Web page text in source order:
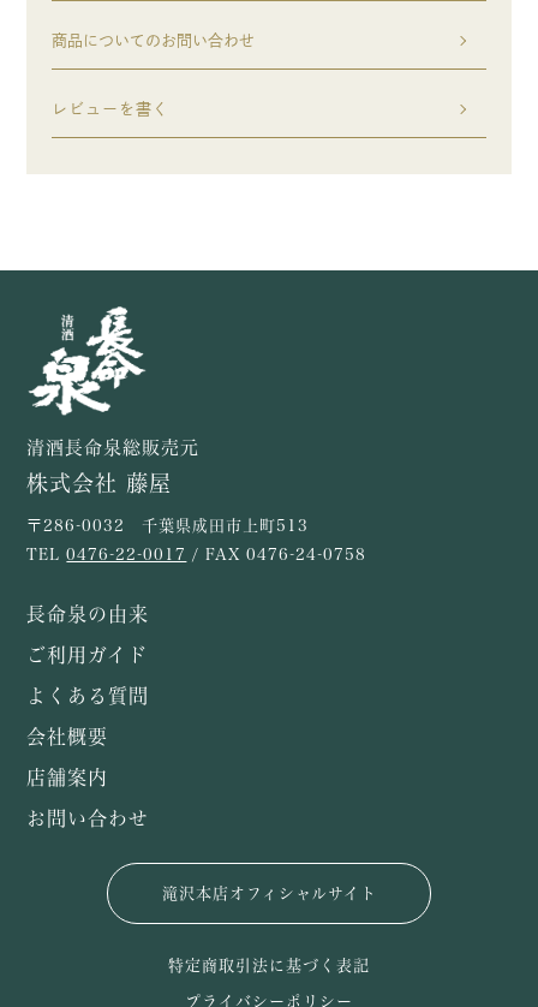
商品についてのお問い合わせ
レビューを書く
清酒長命泉総販売元
株式会社 藤屋
〒286-0032 千葉県成田市上町513
TEL0476-22-0017 / FAX 0476-24-0758
長命泉の由来
ご利用ガイド
よくある質問
会社概要
店舗案内
お問い合わせ
滝沢本店オフィシャルサイト
特定商取引法に基づく表記
プライバシーポリシー